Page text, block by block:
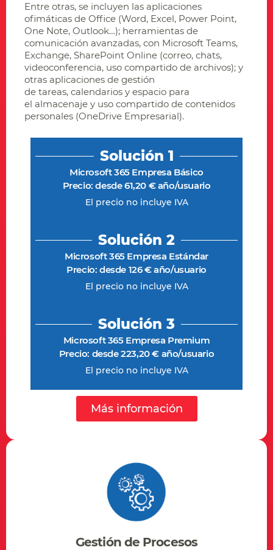
Entre otras, se incluyen las aplicaciones
ofimáticas de Office (Word, Excel, Power Point,
One Note, Outlook…); herramientas de
comunicación avanzadas, con Microsoft Teams,
Exchange, SharePoint Online (correo, chats,
videoconferencia, uso compartido de archivos); y
otras aplicaciones de gestión
de tareas, calendarios y espacio para
el almacenaje y uso compartido de contenidos
personales (OneDrive Empresarial).
Solución 1
Microsoft 365 Empresa Básico
Precio: desde 61,20 € año/usuario
El precio no incluye IVA
Solución 2
Microsoft 365 Empresa Estándar
Precio: desde 126 € año/usuario
El precio no incluye IVA
Solución 3
Microsoft 365 Empresa Premium
Precio: desde 223,20 € año/usuario
El precio no incluye IVA
Más información
Gestión de Procesos